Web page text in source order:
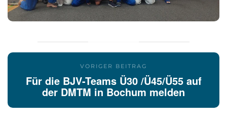
VORIGER BEITRAG
Für die BJV-Teams Ü30 /Ü45/Ü55 auf
der DMTM in Bochum melden